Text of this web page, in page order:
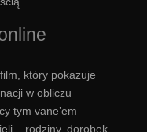
który pokazuje
w obliczu
tym vane’em
– rodziny, dorobek